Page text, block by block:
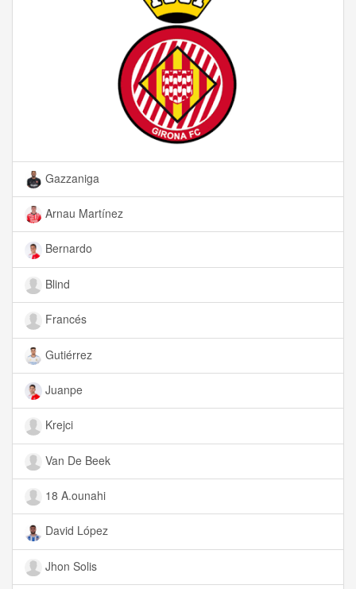
Gazzaniga
Arnau Martínez
Bernardo
Blind
Francés
Gutiérrez
Juanpe
Krejci
Van De Beek
18 A.ounahi
David López
Jhon Solis